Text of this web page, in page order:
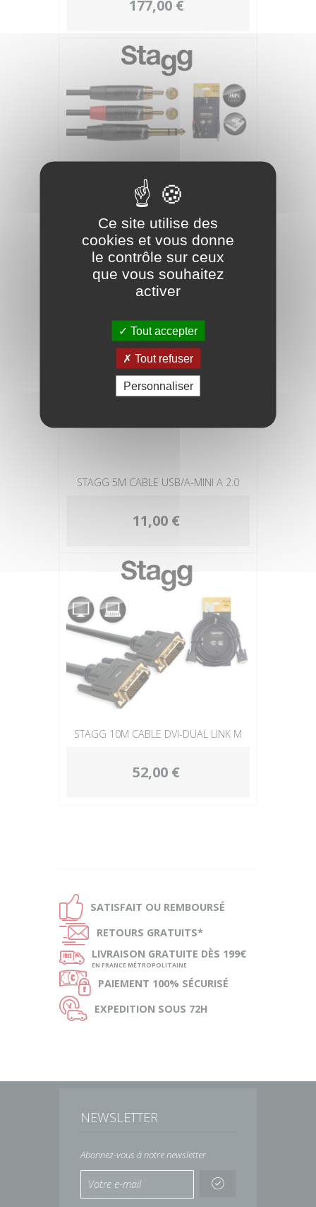
177,00 €
STAGG 10CM CBL Y-ADPT JKmST-
2RCAm DL
19,00 €
STAGG 5M CABLE USB/A-MINI A 2.0
11,00 €
STAGG 10M CABLE DVI-DUAL LINK M
52,00 €
Ð SATISFAIT OU REMBOURSÉ
Ñ RETOURS GRATUITS*
ø LIVRAISON GRATUITE DÈS 199€
EN FRANCE MÉTROPOLITAINE
Ø PAIEMENT 100% SÉCURISÉ
Ù EXPEDITION SOUS 72H
NEWSLETTER
Abonnez-vous à notre newsletter
Ce site utilise des
cookies et vous donne
le contrôle sur ceux
que vous souhaitez
activer
Tout accepter
Tout refuser
Personnaliser